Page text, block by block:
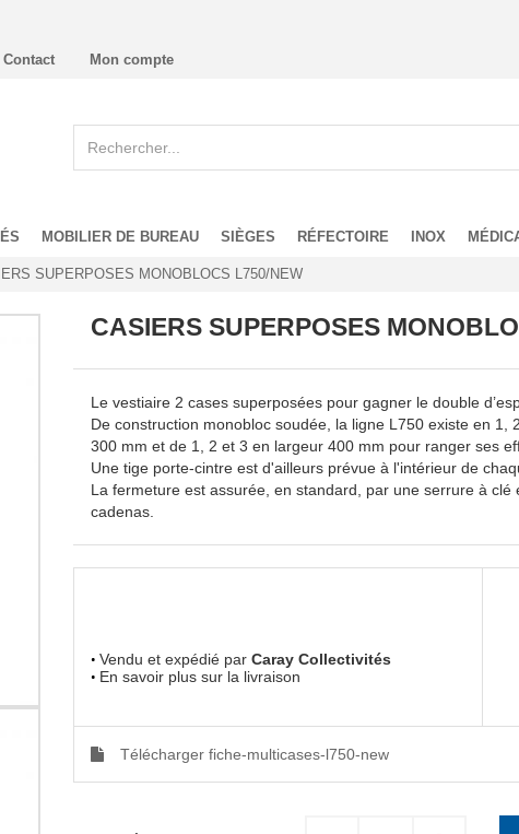
Contact Mon compte
MOBILIER DE BUREAU SIÈGES RÉFECTOIRE INOX
SUPERPOSES MONOBLOCS L750/NEW
CASIERS SUPERPOSES
Le vestiaire 2 cases superposées pour gagner le double
De construction monobloc soudée, la ligne L750 existe en
300 mm et de 1, 2 et 3 en largeur 400 mm pour ranger ses
Une tige porte-cintre est d'ailleurs prévue à l'intérieur de
La fermeture est assurée, en standard, par une serrure à
cadenas.
Vendu et expédié par Caray Collectivités
En savoir plus sur la livraison
Télécharger fiche-multicases-l750-new